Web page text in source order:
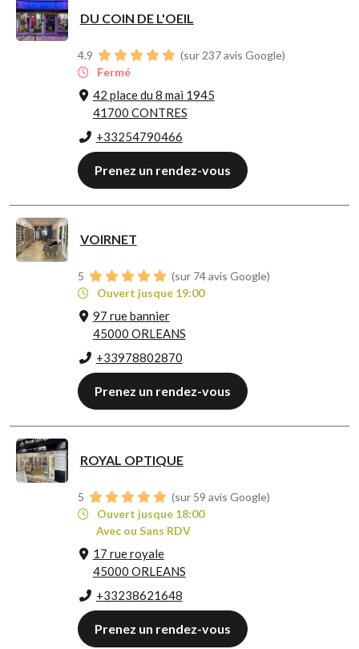
DU COIN DE L'OEIL
4.9
(sur 237 avis Google)
Fermé
42 place du 8 mai 1945
41700 CONTRES
+33254790466
Prenez un rendez-vous
VOIRNET
5
(sur 74 avis Google)
Ouvert jusque 19:00
97 rue bannier
45000 ORLEANS
+33978802870
Prenez un rendez-vous
ROYAL OPTIQUE
5
(sur 59 avis Google)
Ouvert jusque 18:00
Avec ou Sans RDV
17 rue royale
45000 ORLEANS
+33238621648
Prenez un rendez-vous